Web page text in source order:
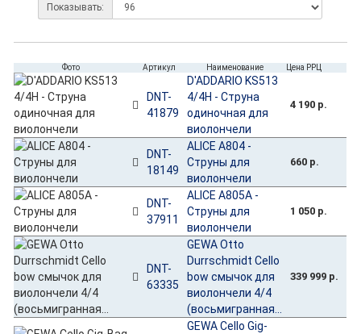
Показывать:
Фото Артикул Наименование Цена РРЦ
DNT-
41879
D'ADDARIO KS513
4/4H - Струна
одиночная для
виолончели
4 190 р.
DNT-
18149
ALICE A804 -
Струны для
виолончели
660 р.
DNT-
37911
ALICE A805A -
Струны для
виолончели
1 050 р.
DNT-
63335
GEWA Otto
Durrschmidt Cello
bow смычок для
виолончели 4/4
(восьмигранная...
339 999 р.
GEWA Cello Gig-